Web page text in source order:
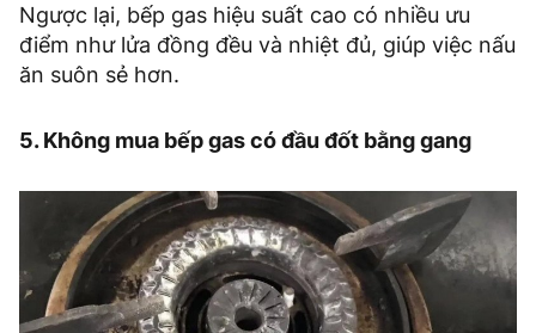
Ngược lại, bếp gas hiệu suất cao có nhiều ưu
điểm như lửa đồng đều và nhiệt đủ, giúp việc nấu
ăn suôn sẻ hơn.
5. Không mua bếp gas có đầu đốt bằng gang